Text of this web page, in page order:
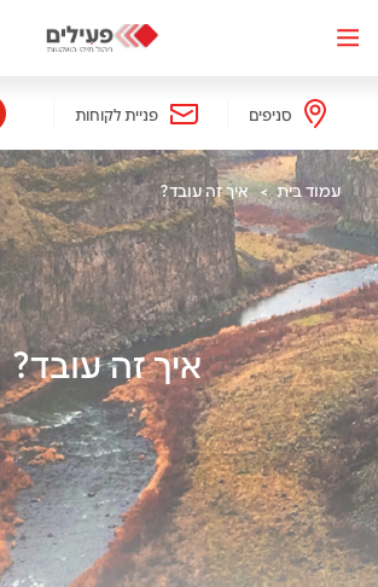
to
section
סניפים פניית לקוחות
עמוד בית איך זה עובד?
איך זה עובד?